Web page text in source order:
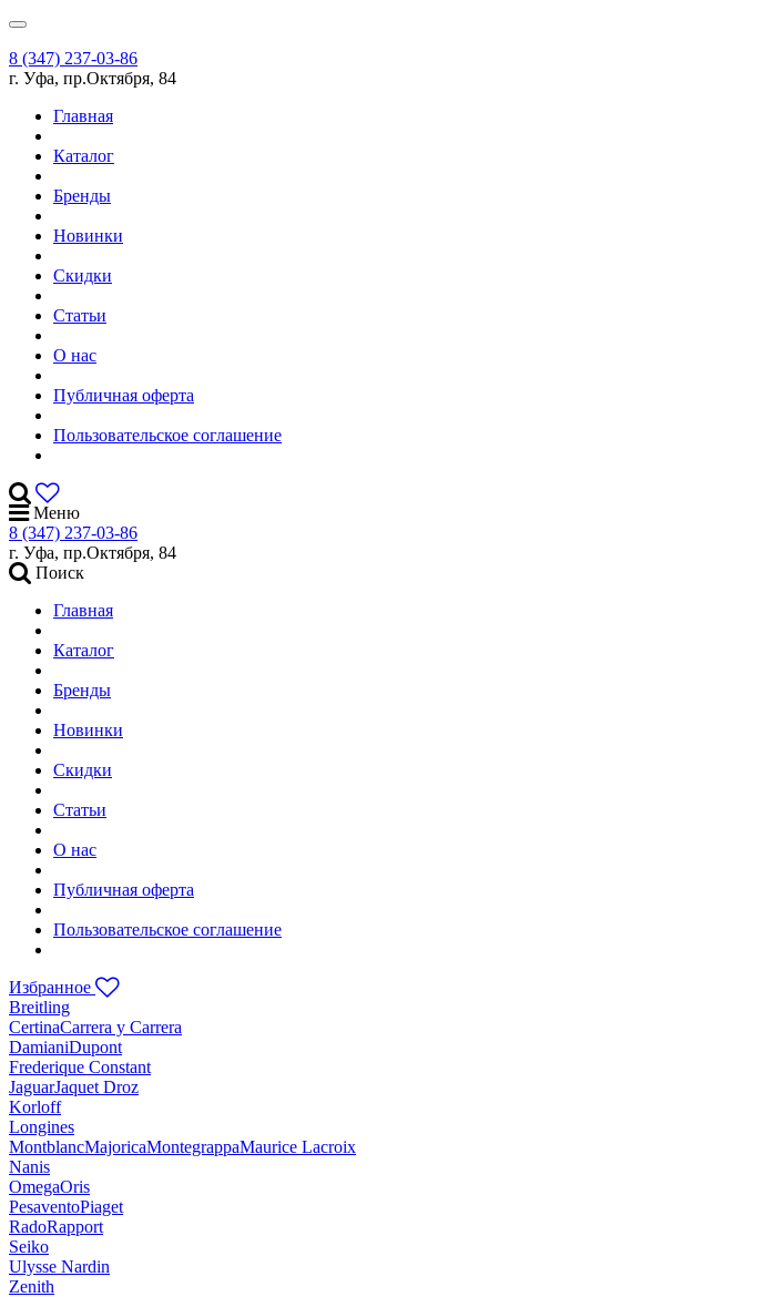
8 (347) 237-03-86
г. Уфа, пр.Октября, 84
Главная
Каталог
Бренды
Новинки
Скидки
Статьи
О нас
Публичная оферта
Пользовательское соглашение
Меню
8 (347) 237-03-86
г. Уфа, пр.Октября, 84
Поиск
Главная
Каталог
Бренды
Новинки
Скидки
Статьи
О нас
Публичная оферта
Пользовательское соглашение
Избранное
Breitling
CertinaCarrera y Carrera
DamianiDupont
Frederique Constant
JaguarJaquet Droz
Korloff
Longines
MontblancMajoricaMontegrappaMaurice Lacroix
Nanis
OmegaOris
PesaventoPiaget
RadoRapport
Seiko
Ulysse Nardin
Zenith